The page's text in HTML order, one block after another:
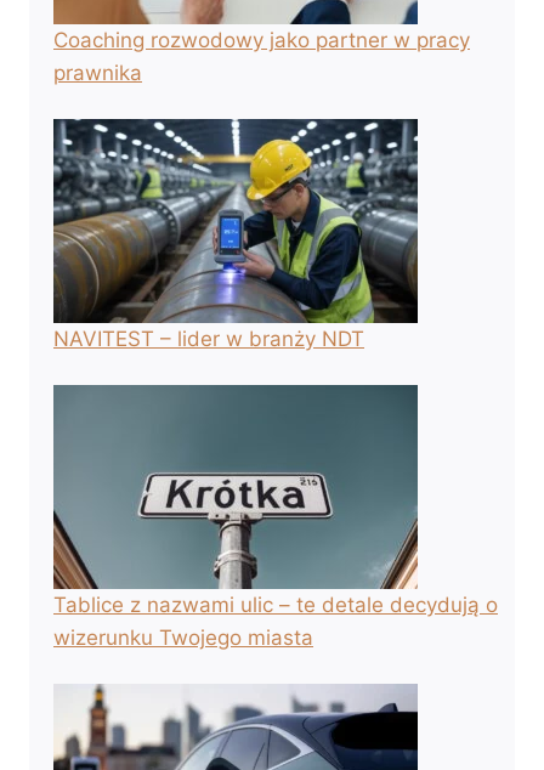
Coaching rozwodowy jako partner w pracy
prawnika
NAVITEST – lider w branży NDT
Tablice z nazwami ulic – te detale decydują o
wizerunku Twojego miasta